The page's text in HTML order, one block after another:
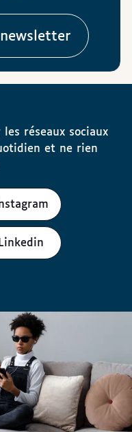
newsletter
réseaux sociaux
et ne rien
Linkedin